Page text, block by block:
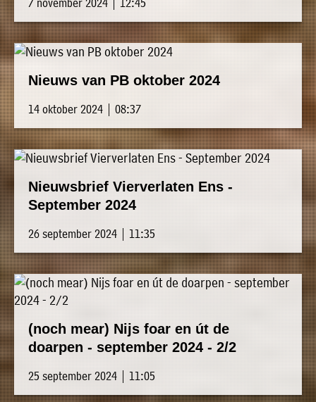
Nieuws van PB oktober 2024
14 oktober 2024 | 08:37
Nieuwsbrief Vierverlaten Ens -
September 2024
26 september 2024 | 11:35
(noch mear) Nijs foar en út de
doarpen - september 2024 - 2/2
25 september 2024 | 11:05